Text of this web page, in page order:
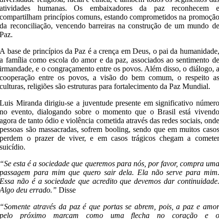
atividades humanas. Os embaixadores da paz reconhecem e
compartilham princípios comuns, estando comprometidos na promoção
da reconciliação, vencendo barreiras na construção de um mundo de
Paz.
A base de princípios da Paz é a crença em Deus, o pai da humanidade,
a família como escola do amor e da paz, associados ao sentimento de
irmandade, e o congraçamento entre os povos. Além disso, o diálogo, a
cooperação entre os povos, a visão do bem comum, o respeito as
culturas, religiões são estruturas para fortalecimento da Paz Mundial.
Luis Miranda dirigiu-se a juventude presente em significativo número
no evento, dialogando sobre o momento que o Brasil está vivendo
agora de tanto ódio e violência cometida através das redes sociais, onde
pessoas são massacradas, sofrem booling, sendo que em muitos casos
perdem o prazer de viver, e em casos trágicos chegam a cometer
suicídio.
“Se esta é a sociedade que queremos para nós, por favor, compra uma
passagem para mim que quero sair dela. Ela não serve para mim.
Essa não é a sociedade que acredito que devemos dar continuidade.
Algo deu errado.” Disse
“Somente através da paz é que portas se abrem, pois, a paz e amor
pelo próximo marcam como uma flecha no coração e o